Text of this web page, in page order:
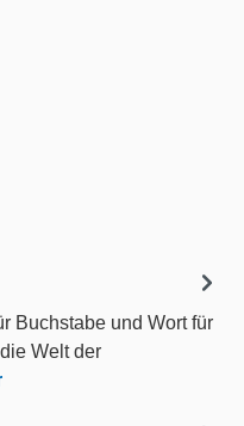
Buchstabe und Wort für
Welt der